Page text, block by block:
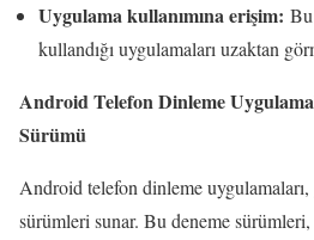
Uygulama kullanımına erişim:
kullandığı uygulamaları uzaktan
Android Telefon Dinleme
Sürümü
Android telefon dinleme
sürümleri sunar. Bu deneme